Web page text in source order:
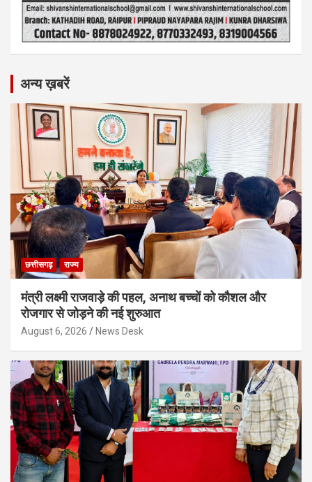
अन्य ख़बरें
छत्तीसगढ़ राज्य
मंत्री लक्ष्मी राजवाड़े की पहल, अनाथ बच्चों को कौशल और
रोजगार से जोड़ने की नई शुरुआत
August 6, 2026 News Desk